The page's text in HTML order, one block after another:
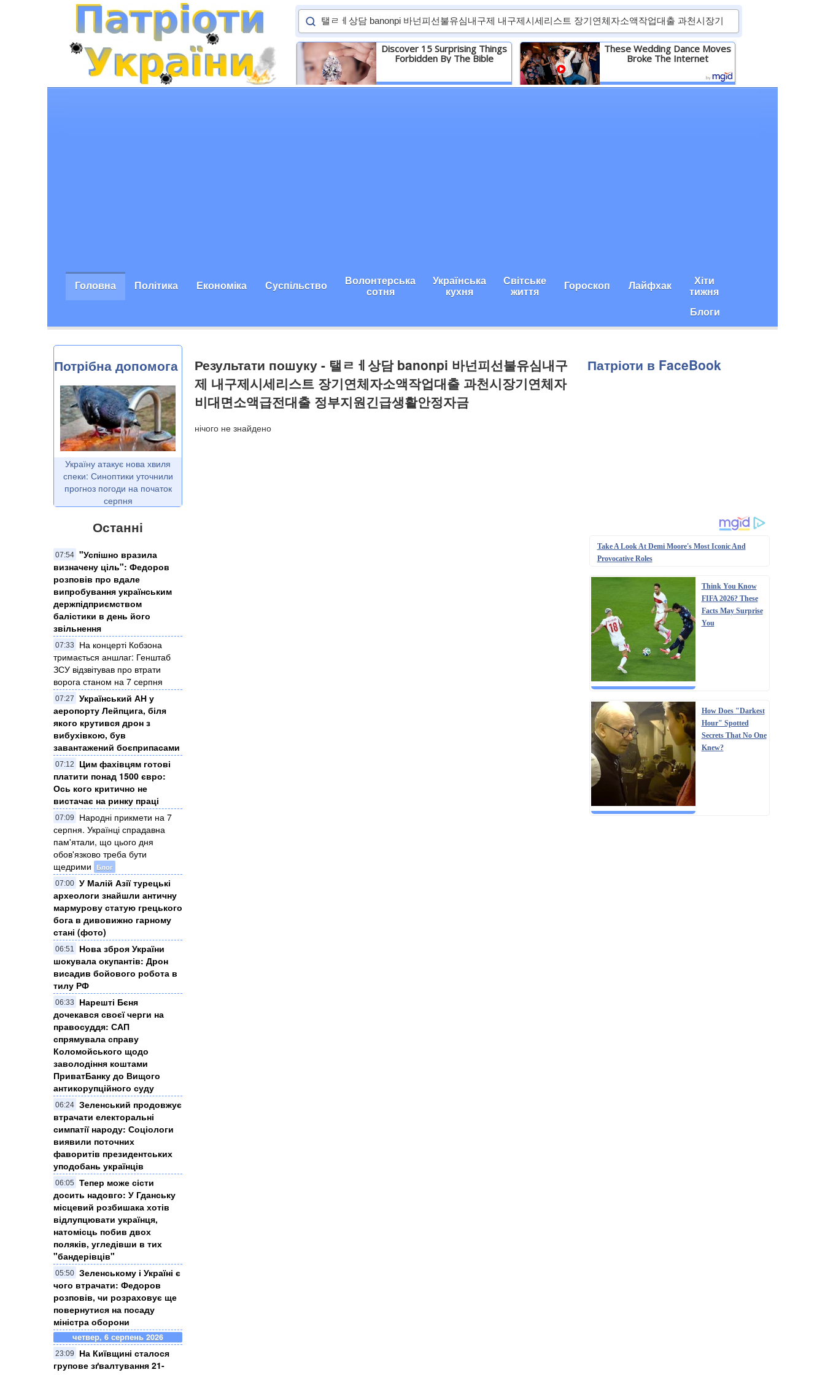
Discover 15 Surprising Things
Forbidden By The Bible
Детальніше
These Wedding Dance Moves
Broke The Internet
Детальніше
Головна Політика Економіка Суспільство Волонтерська
сотня
Українська
кухня
Світське
життя Гороскоп Лайфхак Хіти
тижня
Блоги
Потрібна допомога
Україну атакує нова хвиля
спеки: Синоптики уточнили
прогноз погоди на початок
серпня
Останні
07:54 "Успішно вразила
визначену ціль": Федоров
розповів про вдале
випробування українським
держпідприємством
балістики в день його
звільнення
07:33
На концерті Кобзона
тримається аншлаг: Генштаб
ЗСУ відзвітував про втрати
ворога станом на 7 серпня
07:27
Український АН у
аеропорту Лейпцига, біля
якого крутився дрон з
вибухівкою, був
завантажений боєприпасами
07:12
Цим фахівцям готові
платити понад 1500 євро:
Ось кого критично не
вистачає на ринку праці
07:09
Народні прикмети на 7
серпня. Українці спрадавна
пам'ятали, що цього дня
обов'язково треба бути
щедрими
Блог
07:00 У Малій Азії турецькі
археологи знайшли античну
мармурову статую грецького
бога в дивовижно гарному
стані (фото)
06:51
Нова зброя України
шокувала окупантів: Дрон
висадив бойового робота в
тилу РФ
06:33
Нарешті Бєня
дочекався своєї черги на
правосуддя: САП
спрямувала справу
Коломойського щодо
заволодіння коштами
ПриватБанку до Вищого
антикорупційного суду
06:24 Зеленський продовжує
втрачати електоральні
симпатії народу: Соціологи
виявили поточних
фаворитів президентських
уподобань українців
06:05
Тепер може сісти
досить надовго: У Гданську
місцевий розбишака хотів
відлупцювати українця,
натомісць побив двох
поляків, угледівши в тих
"бандерівців"
05:50 Зеленському і Україні є
чого втрачати: Федоров
розповів, чи розраховує ще
повернутися на посаду
міністра оборони
четвер, 6 серпень 2026
23:09
На Київщині сталося
групове зґвалтування 21-
Результати пошуку - 탤ㄹㅔ상담 banonpi 바넌피선불유심내구
제 내구제시세리스트 장기연체자소액작업대출 과천시장기연체자
비대면소액급전대출 정부지원긴급생활안정자금
нічого не знайдено
Патріоти в FaceBook
Take A Look At Demi Moore's Most Iconic And
Provocative Roles
Think You Know
FIFA 2026? These
Facts May Surprise
You
How Does "Darkest
Hour" Spotted
Secrets That No One
Knew?